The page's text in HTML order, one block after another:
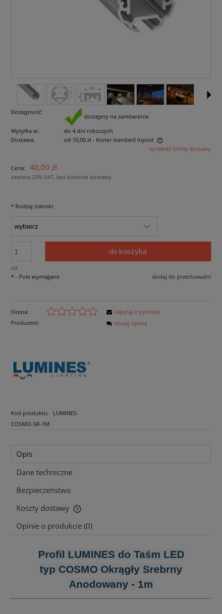
Dostępność:
dostępny na zamówienie
Wysyłka w:
do 4 dni roboczych
Dostawa:
od 10,00 zł - Kurier standard Inpost
Cena nie zawiera ewentualnych kosztów płatnościsprawdź formy dostawy
Cena: 40,00 zł
zawiera 23% VAT, bez kosztów dostawy
* Rodzaj osłonki:
szt.
do koszyka
dodaj do przechowalni
* - Pole wymagane
Ocena:
Producent:
Kod produktu:
LUMINES-
COSMO-SR-1M
zapytaj o produkt
dodaj opinię
Opis
Dane techniczne
Bezpieczeństwo
Koszty dostawy
Cena nie zawiera ewentualnych kosztów płatności
Opinie o produkcie (0)
Profil LUMINES do Taśm LED
typ COSMO Okrągły Srebrny
Anodowany - 1m